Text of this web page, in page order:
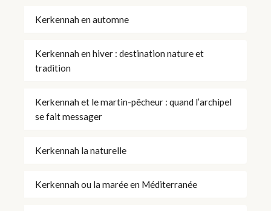
Kerkennah en automne
Kerkennah en hiver : destination nature et
tradition
Kerkennah et le martin-pêcheur : quand l’archipel
se fait messager
Kerkennah la naturelle
Kerkennah ou la marée en Méditerranée